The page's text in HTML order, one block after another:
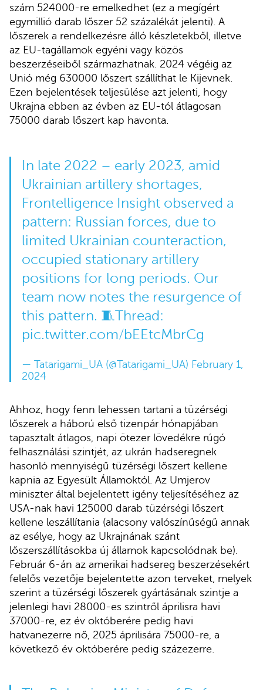
szám 524000-re emelkedhet (ez a megígért
egymillió darab lőszer 52 százalékát jelenti). A
lőszerek a rendelkezésre álló készletekből, illetve
az EU-tagállamok egyéni vagy közös
beszerzéseiből származhatnak. 2024 végéig az
Unió még 630000 lőszert szállíthat le Kijevnek.
Ezen bejelentések teljesülése azt jelenti, hogy
Ukrajna ebben az évben az EU-tól átlagosan
75000 darab lőszert kap havonta.
In late 2022 – early 2023, amid
Ukrainian artillery shortages,
Frontelligence Insight observed a
pattern: Russian forces, due to
limited Ukrainian counteraction,
occupied stationary artillery
positions for long periods. Our
team now notes the resurgence of
this pattern. 🧵Thread:
pic.twitter.com/bEEtcMbrCg
— Tatarigami_UA (@Tatarigami_UA) February 1,
2024
Ahhoz, hogy fenn lehessen tartani a tüzérségi
lőszerek a háború első tizenpár hónapjában
tapasztalt átlagos, napi ötezer lövedékre rúgó
felhasználási szintjét, az ukrán hadseregnek
hasonló mennyiségű tüzérségi lőszert kellene
kapnia az Egyesült Államoktól. Az Umjerov
miniszter által bejelentett igény teljesítéséhez az
USA-nak havi 125000 darab tüzérségi lőszert
kellene leszállítania (alacsony valószínűségű annak
az esélye, hogy az Ukrajnának szánt
lőszerszállításokba új államok kapcsolódnak be).
Február 6-án az amerikai hadsereg beszerzésekért
felelős vezetője bejelentette azon terveket, melyek
szerint a tüzérségi lőszerek gyártásának szintje a
jelenlegi havi 28000-es szintről áprilisra havi
37000-re, ez év októberére pedig havi
hatvanezerre nő, 2025 áprilisára 75000-re, a
következő év októberére pedig százezerre.